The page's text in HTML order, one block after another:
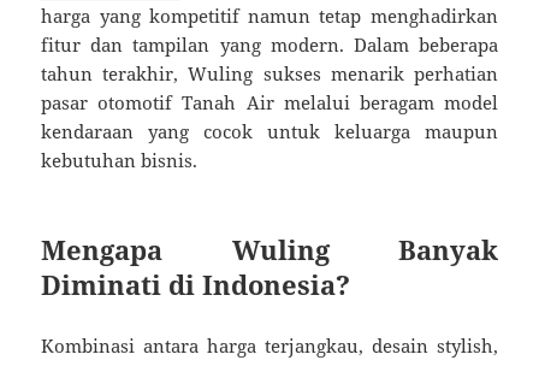
harga yang kompetitif namun tetap menghadirkan
fitur dan tampilan yang modern. Dalam beberapa
tahun terakhir, Wuling sukses menarik perhatian
pasar otomotif Tanah Air melalui beragam model
kendaraan yang cocok untuk keluarga maupun
kebutuhan bisnis.
Mengapa Wuling Banyak
Diminati di Indonesia?
Kombinasi antara harga terjangkau, desain stylish,